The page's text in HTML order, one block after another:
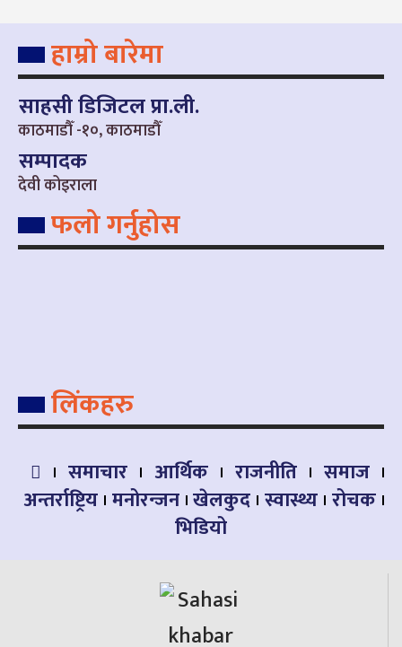
हाम्रो बारेमा
साहसी डिजिटल प्रा.ली.
काठमाडौँ -१०, काठमाडौँ
सम्पादक
देवी कोइराला
फलो गर्नुहोस
लिंकहरु
समाचार आर्थिक राजनीति
समाज
अन्तर्राष्ट्रिय मनोरन्जन खेलकुद स्वास्थ्य रोचक
भिडियो